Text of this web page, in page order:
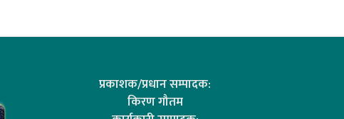
प्रकाशक/प्रधान सम्पादक:
किरण गौतम